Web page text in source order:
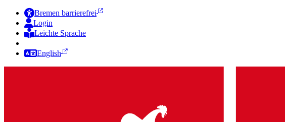
Bremen barrierefrei
Login
Leichte Sprache
English